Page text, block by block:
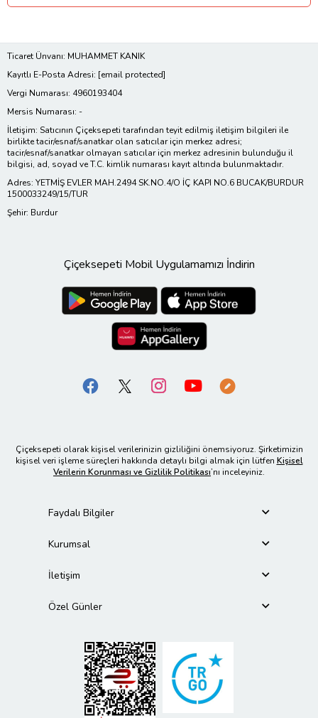
Ticaret Ünvanı: MUHAMMET KANIK
Kayıtlı E-Posta Adresi: [email protected]
Vergi Numarası: 4960193404
Mersis Numarası: -
İletişim: Satıcının Çiçeksepeti tarafından teyit edilmiş iletişim bilgileri ile
birlikte tacir/esnaf/sanatkar olan satıcılar için merkez adresi;
tacir/esnaf/sanatkar olmayan satıcılar için merkez adresinin bulunduğu il
bilgisi, ad, soyad ve T.C. kimlik numarası kayıt altında bulunmaktadır.
Adres: YETMİŞ EVLER MAH.2494 SK.NO.4/O İÇ KAPI NO.6 BUCAK/BURDUR
1500033249/15/TUR
Şehir: Burdur
Çiçeksepeti Mobil Uygulamamızı İndirin
Çiçeksepeti olarak kişisel verilerinizin gizliliğini önemsiyoruz. Şirketimizin
kişisel veri işleme süreçleri hakkında detaylı bilgi almak için lütfen Kişisel
Verilerin Korunması ve Gizlilik Politikası’nı inceleyiniz.
Faydalı Bilgiler
Kurumsal
İletişim
Özel Günler